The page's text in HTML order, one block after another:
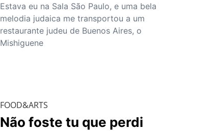
Estava eu na Sala São Paulo, e uma bela
melodia judaica me transportou a um
restaurante judeu de Buenos Aires, o
Mishiguene
FOOD&ARTS
Não foste tu que perdi